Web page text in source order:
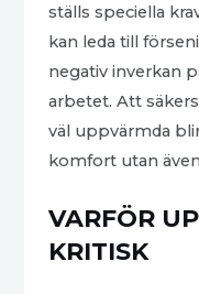
ställs speciella
kan leda till
negativ inverkan
arbetet. Att
väl uppvärmda
komfort utan
VARFÖR
KRITISK